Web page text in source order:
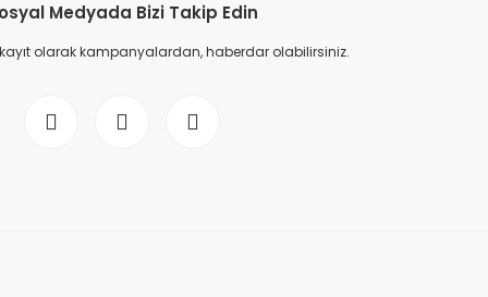
Medyada Bizi Takip Edin
olarak kampanyalardan, haberdar olabilirsiniz.